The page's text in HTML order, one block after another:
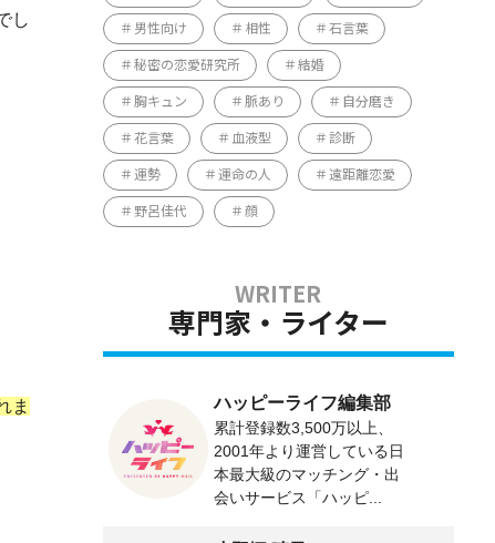
し
ま
男性向け 相性 石言葉
秘密の恋愛研究所 結婚
胸キュン 脈あり 自分磨き
花言葉 血液型 診断
運勢 運命の人 遠距離恋愛
野呂佳代 顔
専門家・ライター
ハッピーライフ編集部
累計登録数3,500万以上、
2001年より運営している日
本最大級のマッチング・出
会いサービス「ハッピ...